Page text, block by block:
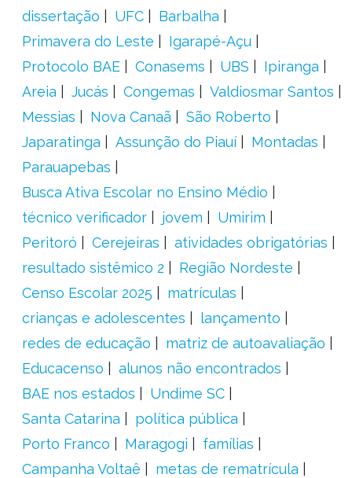
dissertação
UFC
Barbalha
Primavera do Leste
Igarapé-Açu
Protocolo BAE
Conasems UBS
Ipiranga
Areia
Jucás Congemas
Valdiosmar Santos
Messias
Nova Canaã
São Roberto
Japaratinga
Assunção do Piauí
Montadas
Parauapebas
Busca Ativa Escolar no Ensino Médio
técnico verificador
jovem
Umirim
Peritoró
Cerejeiras
atividades obrigatórias
resultado sistêmico 2
Região Nordeste
Censo Escolar 2025
matrículas
crianças e adolescentes
lançamento
redes de educação
matriz de autoavaliação
Educacenso
alunos não encontrados
BAE nos estados
Undime SC
Santa Catarina
política pública
Porto Franco
Maragogi
famílias
Campanha Voltaê
metas de rematrícula